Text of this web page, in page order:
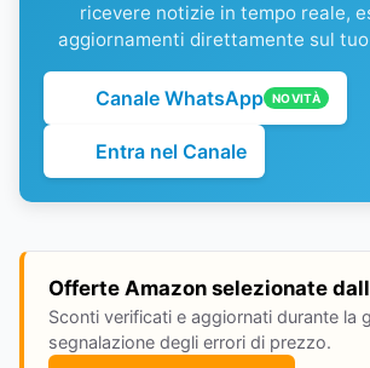
ricevere notizie in tempo reale,
aggiornamenti direttamente sul
Canale WhatsApp NOVITÀ
Entra nel Canale
Offerte Amazon selezionate
Sconti verificati e aggiornati durante la
segnalazione degli errori di prezzo.